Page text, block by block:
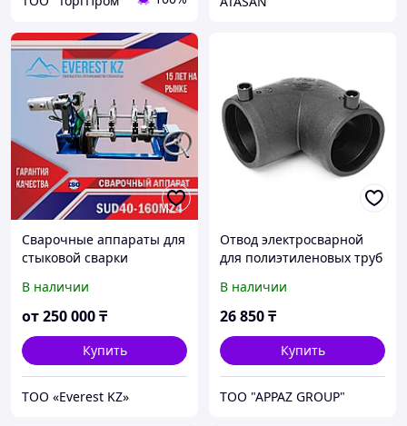
Сварочные аппараты для
стыковой сварки
SUD40-160MZ4 (Механика
c редуктором))
В наличии
от250 000₸
Купить
TOO «Everest KZ»
Отвод электросварной
для полиэтиленовых труб
В наличии
26 850₸
Купить
TOO "APPAZ GROUP"